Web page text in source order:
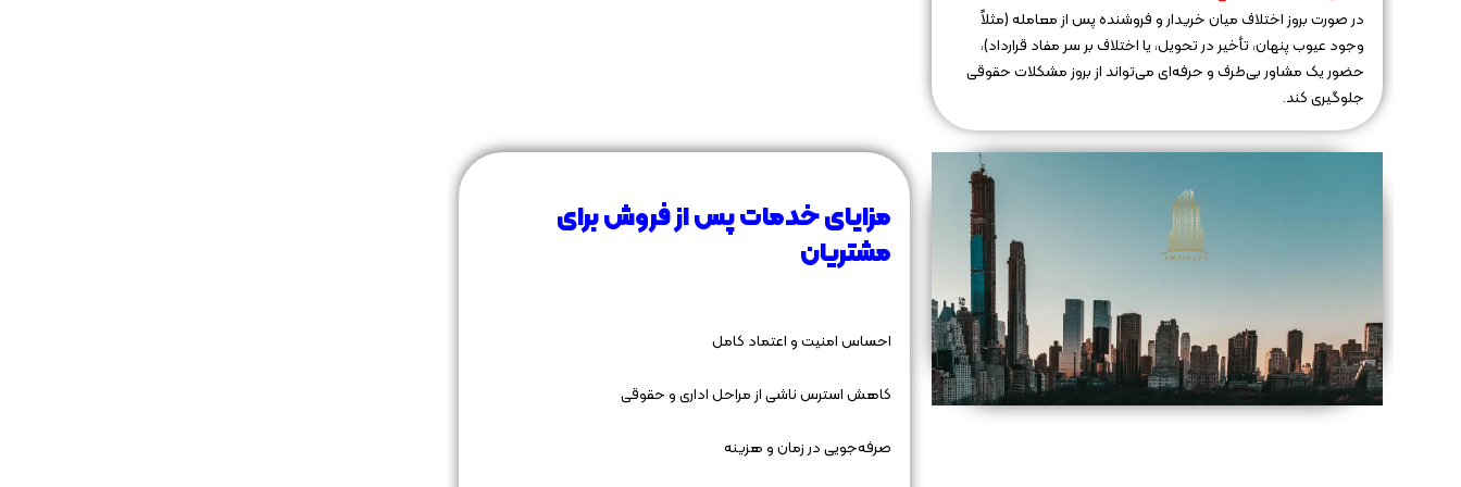
در صورت بروز اختلاف میان خریدار و فروشنده پس از معامله (مثلاً
وجود عیوب پنهان، تأخیر در تحویل، یا اختلاف بر سر مفاد قرارداد)،
حضور یک مشاور بی‌طرف و حرفه‌ای می‌تواند از بروز مشکلات حقوقی
جلوگیری کند.
مزایای خدمات پس از فروش برای
مشتریان
احساس امنیت و اعتماد کامل
کاهش استرس ناشی از مراحل اداری و حقوقی
صرفه‌جویی در زمان و هزینه